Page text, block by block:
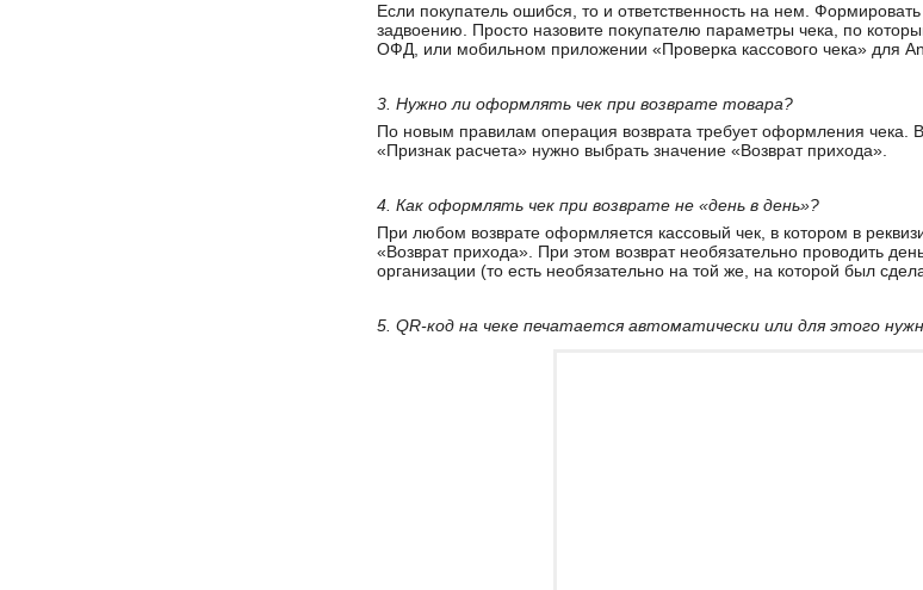
Если покупатель ошибся, то и ответственность на нем.
задвоению. Просто назовите покупателю параметры чека, по
ОФД, или мобильном приложении «Проверка кассового чека» для
3. Нужно ли оформлять чек при возврате товара?
По новым правилам операция возврата требует оформления чека. В
«Признак расчета» нужно выбрать значение «Возврат прихода».
4. Как оформлять чек при возврате не «день в день»?
При любом возврате оформляется кассовый чек, в котором в
«Возврат прихода». При этом возврат необязательно проводить
организации (то есть необязательно на той же, на которой был
5. QR-код на чеке печатается автоматически или для этого